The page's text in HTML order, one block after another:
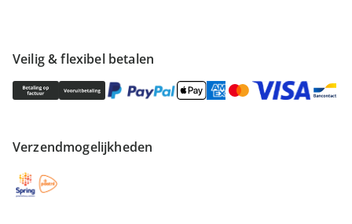
Veilig & flexibel betalen
Verzendmogelijkheden